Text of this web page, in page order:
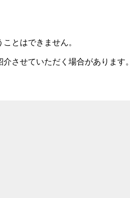
とはできません。
させていただく場合があります。